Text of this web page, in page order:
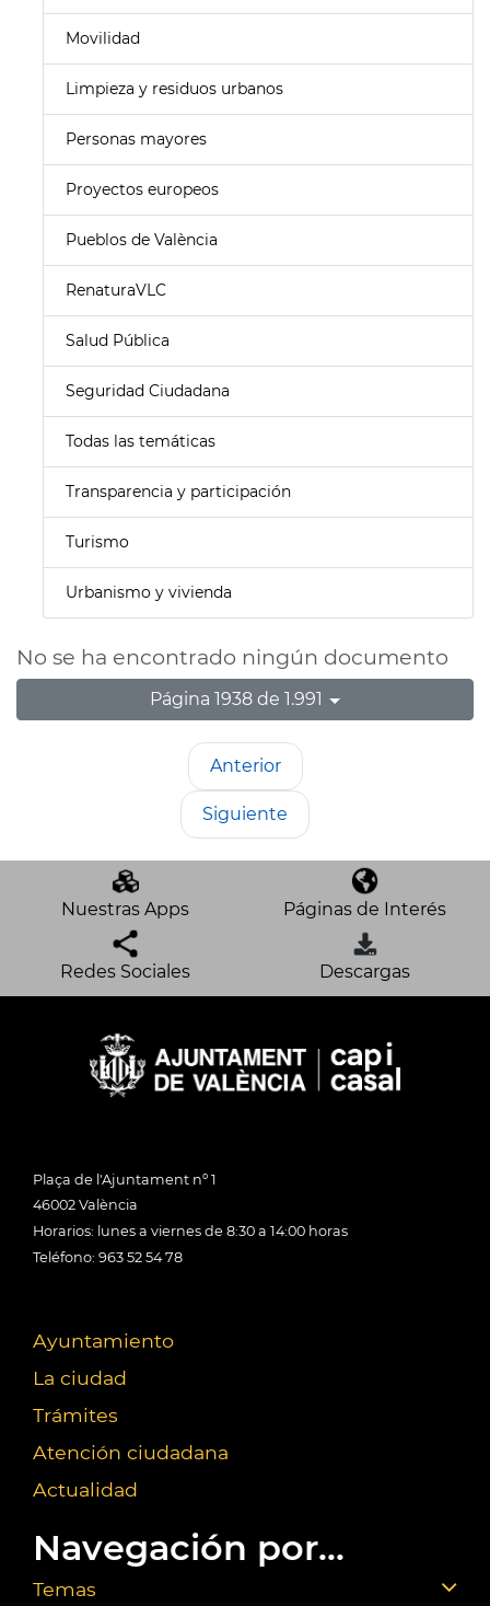
Movilidad
Limpieza y residuos urbanos
Personas mayores
Proyectos europeos
Pueblos de València
RenaturaVLC
Salud Pública
Seguridad Ciudadana
Todas las temáticas
Transparencia y participación
Turismo
Urbanismo y vivienda
No se ha encontrado ningún documento
Página 1938 de 1.991
Anterior
Siguiente
Nuestras Apps Páginas de Interés
Redes Sociales Descargas
Plaça de l'Ajuntament nº 1
46002 València
Horarios: lunes a viernes de 8:30 a 14:00 horas
Teléfono: 963 52 54 78
Ayuntamiento
La ciudad
Trámites
Atención ciudadana
Actualidad
Navegación por...
Temas